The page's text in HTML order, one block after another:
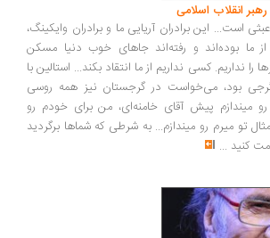
اسلامی
این برادران آریایی ما و برادران وایکینگ،
و رفته‌اند جاهای خوب دنیا مسکن
کسی نداریم از ما انتقاد بکند... استالین با
می‌خواست در گرجستان نیز همه روسی
پیش آقای خامنه‌ای، من برای خودم رو
رو میندازم... به شرطی که شماها برگردید
...